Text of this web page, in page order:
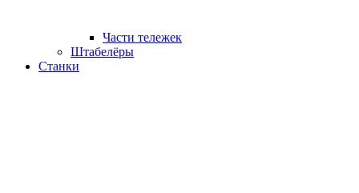
Части тележек
Штабелёры
Станки